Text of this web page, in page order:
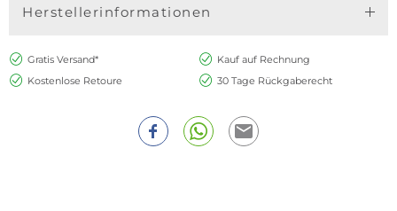
Herstellerinformationen
Gratis Versand*
Kauf auf Rechnung
Kostenlose Retoure
30 Tage Rückgaberecht